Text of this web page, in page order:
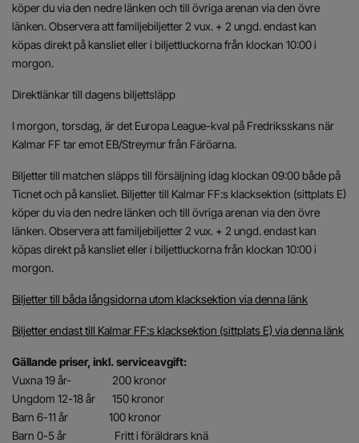
köper du via den nedre länken och till övriga arenan via den övre
länken. Observera att familjebiljetter 2 vux. + 2 ungd. endast kan
köpas direkt på kansliet eller i biljettluckorna från klockan 10:00 i
morgon.
Direktlänkar till dagens biljettsläpp
I morgon, torsdag, är det Europa League-kval på Fredriksskans när
Kalmar FF tar emot EB/Streymur från Färöarna.
Biljetter till matchen släpps till försäljning idag klockan 09:00 både på
Ticnet och på kansliet. Biljetter till Kalmar FF:s klacksektion (sittplats E)
köper du via den nedre länken och till övriga arenan via den övre
länken. Observera att familjebiljetter 2 vux. + 2 ungd. endast kan
köpas direkt på kansliet eller i biljettluckorna från klockan 10:00 i
morgon.
Biljetter till båda långsidorna utom klacksektion via denna länk
Biljetter endast till Kalmar FF:s klacksektion (sittplats E) via denna länk
Gällande priser, inkl. serviceavgift:
Vuxna 19 år- 200 kronor
Ungdom 12-18 år 150 kronor
Barn 6-11 år 100 kronor
Barn 0-5 år Fritt i föräldrars knä